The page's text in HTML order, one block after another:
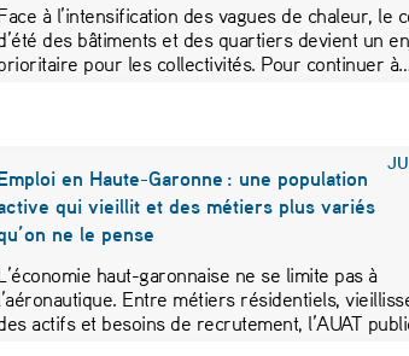
à l’intensification des vagues de chaleur, le
des bâtiments et des quartiers devient un
pour les collectivités. Pour continuer à…
en Haute-Garonne : une population
qui vieillit et des métiers plus variés
ne le pense
haut-garonnaise ne se limite pas à
Entre métiers résidentiels,
actifs et besoins de recrutement, l’AUAT